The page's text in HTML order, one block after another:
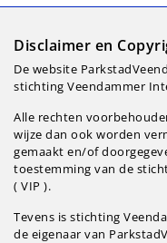
Disclaimer en
De website
stichting Veendammer
Alle rechten
wijze dan ook worden
gemaakt en/of
toestemming van de
( VIP ).
Tevens is stichting
de eigenaar van